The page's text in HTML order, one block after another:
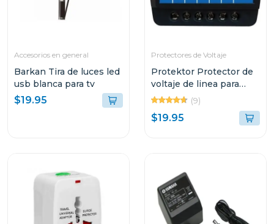
Accesorios en general
Barkan Tira de luces led
usb blanca para tv
$19.95
Protectores de Voltaje
Protektor Protector de
voltaje de linea para
refrigeracion industrial
220vac plus
(9)
$19.95